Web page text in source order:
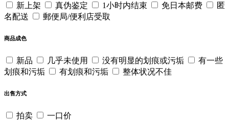
新上架 真伪鉴定 1小时内结束 免日本邮费
匿
名配送
郵便局/便利店受取
商品成色
新品 几乎未使用 没有明显的划痕或污垢
有一些
划痕和污垢
有划痕和污垢 整体状况不佳
出售方式
拍卖 一口价